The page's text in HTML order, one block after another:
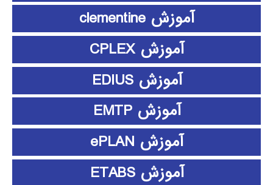
آموزش clementine
آموزش CPLEX
آموزش EDIUS
آموزش EMTP
آموزش ePLAN
آموزش ETABS